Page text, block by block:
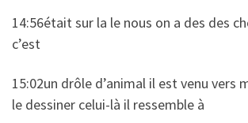
14:56était sur la le nous on a des des
c’est
15:02un drôle d’animal il est venu vers
le dessiner celui-là il ressemble à